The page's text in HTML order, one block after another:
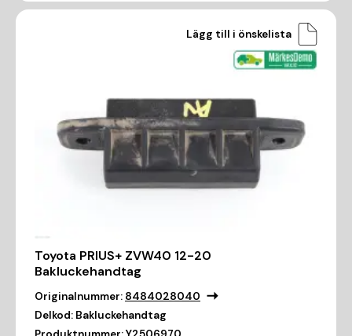
Lägg till i önskelista
Toyota PRIUS+ ZVW40 12-20
Bakluckehandtag
Originalnummer: 8484028040
Delkod: Bakluckehandtag